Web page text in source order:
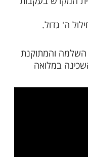
הוחלט לקבוע
כשראה